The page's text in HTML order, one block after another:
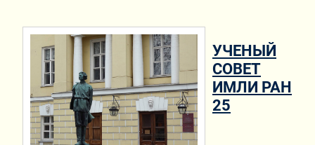
УЧЕНЫЙ
СОВЕТ
ИМЛИ РАН
25